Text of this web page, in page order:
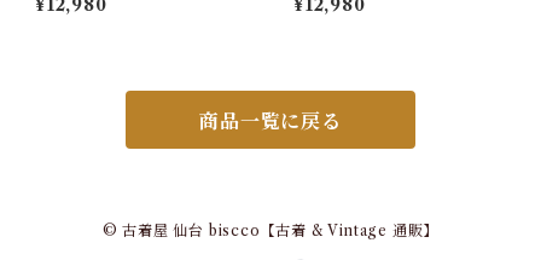
ングラー デニム ウエスタン シ
¥12,980
AF USN ARMY コットン ポ
¥12,980
商品一覧に戻る
© 古着屋 仙台 biscco【古着 & Vintage 通販】